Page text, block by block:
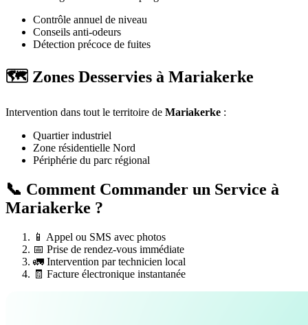
Contrôle annuel de niveau
Conseils anti-odeurs
Détection précoce de fuites
🗺️ Zones Desservies à Mariakerke
Intervention dans tout le territoire de Mariakerke :
Quartier industriel
Zone résidentielle Nord
Périphérie du parc régional
📞 Comment Commander un Service à
Mariakerke ?
📱 Appel ou SMS avec photos
📅 Prise de rendez-vous immédiate
🚛 Intervention par technicien local
🧾 Facture électronique instantanée